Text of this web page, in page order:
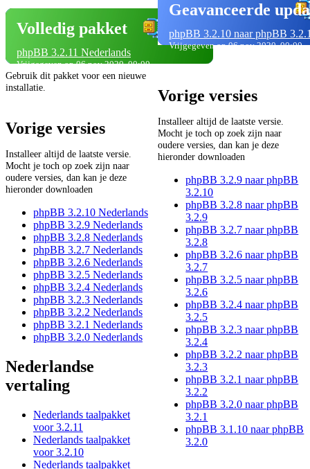
Volledig pakket
phpBB 3.2.11 Nederlands
Vrijgegeven op 06 nov 2020, 00:00
Gebruik dit pakket voor een nieuwe
installatie.
Vorige versies
Installeer altijd de laatste versie.
Mocht je toch op zoek zijn naar
oudere versies, dan kan je deze
hieronder downloaden
phpBB 3.2.10 Nederlands
phpBB 3.2.9 Nederlands
phpBB 3.2.8 Nederlands
phpBB 3.2.7 Nederlands
phpBB 3.2.6 Nederlands
phpBB 3.2.5 Nederlands
phpBB 3.2.4 Nederlands
phpBB 3.2.3 Nederlands
phpBB 3.2.2 Nederlands
phpBB 3.2.1 Nederlands
phpBB 3.2.0 Nederlands
Nederlandse
vertaling
Nederlands taalpakket
voor 3.2.11
Nederlands taalpakket
voor 3.2.10
Nederlands taalpakket
Geavanceerde
phpBB 3.2.10 naar phpBB
Vrijgegeven op 06 nov 2020, 00:00
Vorige versies
Installeer altijd de laatste versie.
Mocht je toch op zoek zijn naar
oudere versies, dan kan je deze
hieronder downloaden
phpBB 3.2.9 naar phpBB
3.2.10
phpBB 3.2.8 naar phpBB
3.2.9
phpBB 3.2.7 naar phpBB
3.2.8
phpBB 3.2.6 naar phpBB
3.2.7
phpBB 3.2.5 naar phpBB
3.2.6
phpBB 3.2.4 naar phpBB
3.2.5
phpBB 3.2.3 naar phpBB
3.2.4
phpBB 3.2.2 naar phpBB
3.2.3
phpBB 3.2.1 naar phpBB
3.2.2
phpBB 3.2.0 naar phpBB
3.2.1
phpBB 3.1.10 naar phpBB
3.2.0